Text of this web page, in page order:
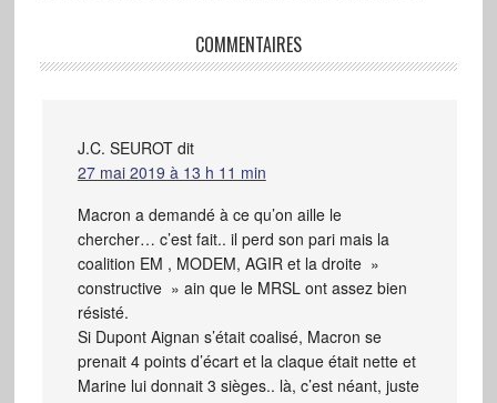
COMMENTAIRES
J.C. SEUROT dit
27 mai 2019 à 13 h 11 min
Macron a demandé à ce qu’on aille le
chercher… c’est fait.. il perd son pari mais la
coalition EM , MODEM, AGIR et la droite »
constructive » ain que le MRSL ont assez bien
résisté.
Si Dupont Aignan s’était coalisé, Macron se
prenait 4 points d’écart et la claque était nette et
Marine lui donnait 3 sièges.. là, c’est néant, juste